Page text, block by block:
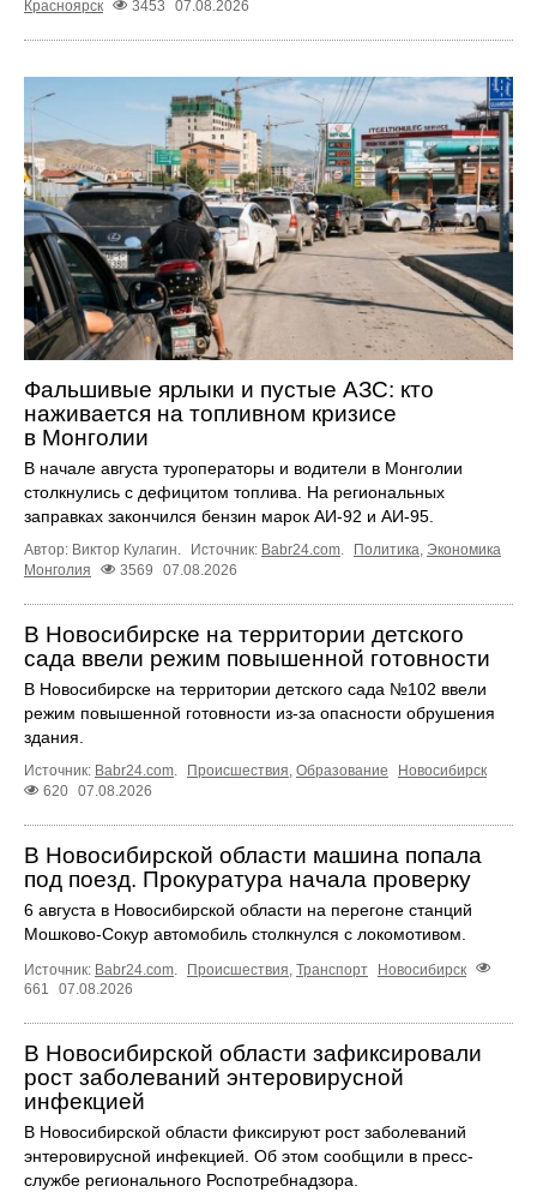
Красноярск 3453 07.08.2026
Фальшивые ярлыки и пустые АЗС: кто
наживается на топливном кризисе
в Монголии
В начале августа туроператоры и водители в Монголии
столкнулись с дефицитом топлива. На региональных
заправках закончился бензин марок АИ-92 и АИ-95.
Автор: Виктор Кулагин. Источник: Babr24.com. Политика, Экономика
Монголия
3569 07.08.2026
В Новосибирске на территории детского
сада ввели режим повышенной готовности
В Новосибирске на территории детского сада №102 ввели
режим повышенной готовности из-за опасности обрушения
здания.
Источник: Babr24.com. Происшествия, Образование
Новосибирск
620 07.08.2026
В Новосибирской области машина попала
под поезд. Прокуратура начала проверку
6 августа в Новосибирской области на перегоне станций
Мошково-Сокур автомобиль столкнулся с локомотивом.
Источник: Babr24.com Происшествия Транспорт
Новосибирск
661
07.08.2026
В Новосибирской области зафиксировали
рост заболеваний энтеровирусной
инфекцией
В Новосибирской области фиксируют рост заболеваний
энтеровирусной инфекцией. Об этом сообщили в пресс-
службе регионального Роспотребнадзора.